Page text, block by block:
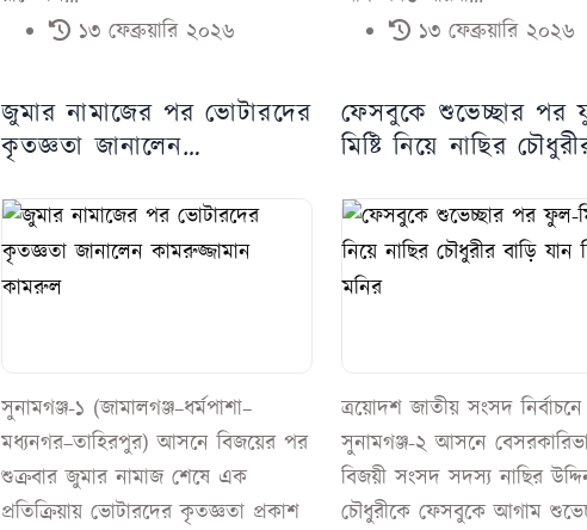
১৩ ফেব্রুয়ারি ২০২৬
১৩ ফেব্রুয়ারি ২০২৬
জুমার নামাজের পর ভোটারদের
কৃতজ্ঞতা জানালেন
সুনামগঞ্জ-১ (জামালগঞ্জ–ধর্মপাশা–
মধ্যনগর–তাহিরপুর) আসনে বিজয়ের পর
শুক্রবার জুমার নামাজ শেষে এক
প্রতিক্রিয়ায় ভোটারদের কৃতজ্ঞতা প্রকাশ
ফেসবুকে শুভেচ্ছার পর
মিষ্টি নিয়ে নাছির
ত্রয়োদশ জাতীয় সংসদ নির্বাচনে
সুনামগঞ্জ-২ আসনে
বিজয়ী সংসদ সদস্য নাছির
চৌধুরীকে ফেসবুকে আগাম